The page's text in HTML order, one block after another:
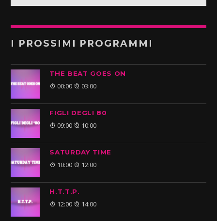
I PROSSIMI PROGRAMMI
THE BEAT GOES ON
00:00 03:00
FIGLI DEGLI 80
09:00 10:00
SATURDAY TIME
10:00 12:00
H.T.T.P.
12:00 14:00